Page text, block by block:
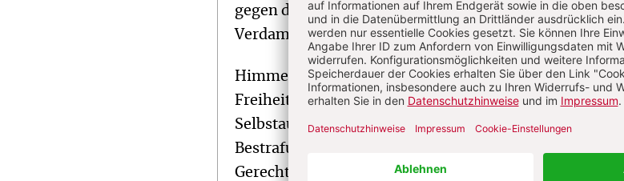
gegen das richtet, was der Sünder tut, brauchen wir
Verdammnis nicht zu fürchten.
Himmel und Hölle sind keine Alternativen: „Hölle“
Freiheit des Menschen, ohne diesen Gott zu leben, und
Selbstausschluss von der Liebe, den Gott „im
Bestrafung. „Gericht“ meint keine Urteilsverkündung
Gerechtigkeit, sondern die Erfahrung des Menschen am